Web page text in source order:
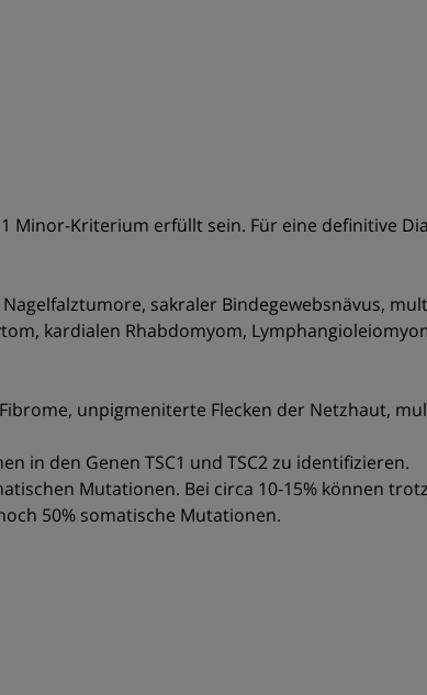
Minor-Kriterium erfüllt sein. Für eine definitive
sakraler Bindegewebsnävus,
kardialen Rhabdomyom,
unpigmeniterte Flecken der Netzhaut,
in den Genen TSC1 und TSC2 zu identifizieren.
Mutationen. Bei circa 10-15% können
50% somatische Mutationen.